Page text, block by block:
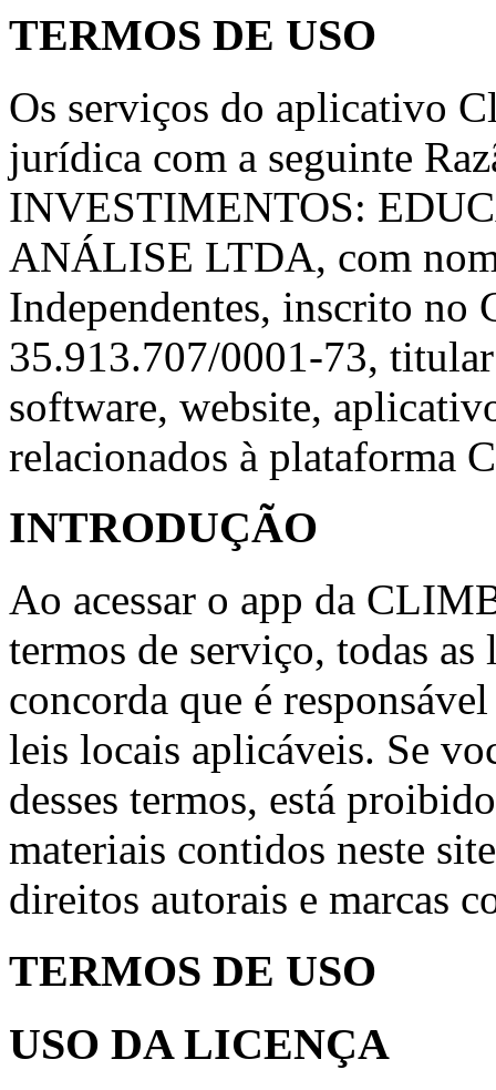
TERMOS DE USO
Os serviços do aplicativo
jurídica com a seguinte
INVESTIMENTOS:
ANÁLISE LTDA, com
Independentes, inscrito no
35.913.707/0001-73,
software, website,
relacionados à plataforma
INTRODUÇÃO
Ao acessar o app da
termos de serviço, todas
concorda que é
leis locais aplicáveis. Se
desses termos, está
materiais contidos neste
direitos autorais e marcas
TERMOS DE USO
USO DA LICENÇA